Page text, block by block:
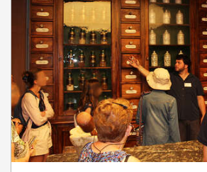
Donnerstag 6. Aug,Dienstag